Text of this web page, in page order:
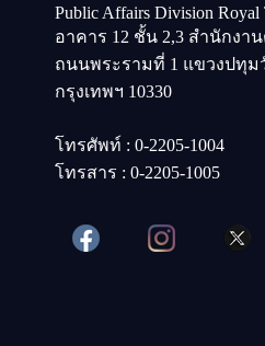
Public Affairs Division Royal
อาคาร 12 ชั้น 2,3 สำนักงา
ถนนพระรามที่ 1 แขวงปทุม
กรุงเทพฯ 10330
โทรศัพท์ : 0-2205-1004
โทรสาร : 0-2205-1005